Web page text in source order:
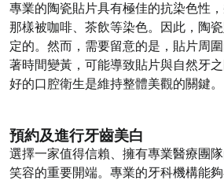
專業的陶瓷貼片具有極佳的抗染色性
那樣被咖啡、茶飲等染色。因此，陶
定的。然而，需要留意的是，貼片周
著時間變黃，可能導致貼片與自然牙
好的口腔衛生是維持整體美觀的關鍵。
預約及進行牙齒美白
選擇一家值得信賴、擁有專業醫療團
笑容的重要開端。專業的牙科機構能